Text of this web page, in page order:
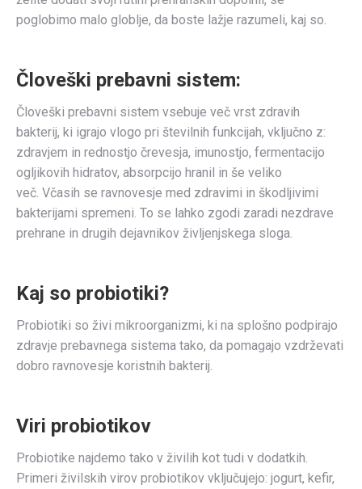
poglobimo malo globlje, da boste lažje razumeli, kaj so.
Človeški prebavni sistem:
Človeški prebavni sistem vsebuje več vrst zdravih
bakterij, ki igrajo vlogo pri številnih funkcijah, vključno z:
zdravjem in rednostjo črevesja, imunostjo, fermentacijo
ogljikovih hidratov, absorpcijo hranil in še veliko
več. Včasih se ravnovesje med zdravimi in škodljivimi
bakterijami spremeni. To se lahko zgodi zaradi nezdrave
prehrane in drugih dejavnikov življenjskega sloga.
Kaj so probiotiki?
Probiotiki so živi mikroorganizmi, ki na splošno podpirajo
zdravje prebavnega sistema tako, da pomagajo vzdrževati
dobro ravnovesje koristnih bakterij.
Viri probiotikov
Probiotike najdemo tako v živilih kot tudi v dodatkih.
Primeri živilskih virov probiotikov vključujejo: jogurt, kefir,